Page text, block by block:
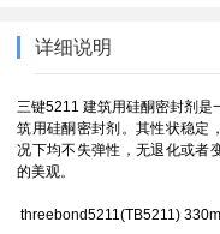
详细说明
三键5211 建筑用硅酮密封剂是
筑用硅酮密封剂。其性状稳定
况下均不失弹性，无退化或者
的美观。
threebond5211(TB5211)